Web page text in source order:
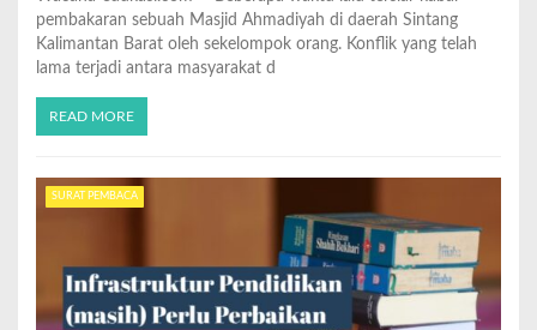
pembakaran sebuah Masjid Ahmadiyah di daerah Sintang
Kalimantan Barat oleh sekelompok orang. Konflik yang telah
lama terjadi antara masyarakat d
READ MORE
SURAT PEMBACA